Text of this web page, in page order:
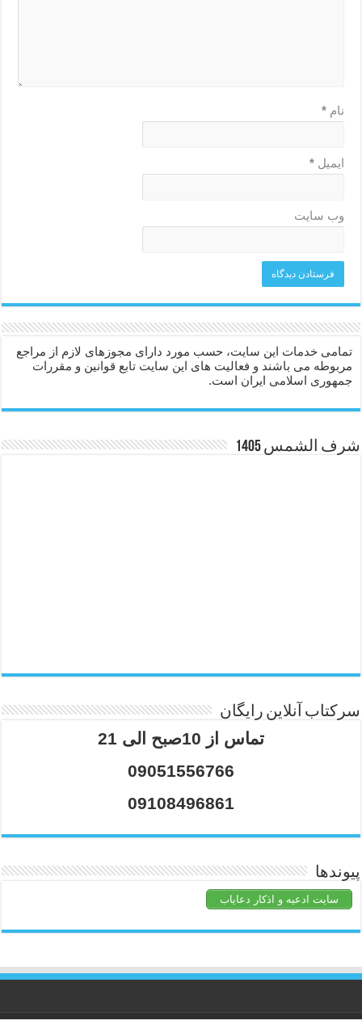
نام*
ایمیل*
وب‌ سایت
تمامی خدمات این سایت، حسب مورد دارای مجوزهای لازم از مراجع
مربوطه می باشند و فعالیت های این سایت تابع قوانین و مقررات
جمهوری اسلامی ایران است.
شرف الشمس 1405
سرکتاب آنلاین رایگان
تماس از 10صبح الی 21
09051556766
09108496861
پیوندها
سایت ادعیه و اذکار دعایاب